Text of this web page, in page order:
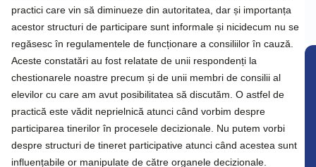
practici care vin să diminueze din autoritatea, dar și importanța
acestor structuri de participare sunt informale și nicidecum nu se
regăsesc în regulamentele de funcționare a consiliilor în cauză.
Aceste constatări au fost relatate de unii respondenți la
chestionarele noastre precum și de unii membri de consilii al
elevilor cu care am avut posibilitatea să discutăm. O astfel de
practică este vădit neprielnică atunci când vorbim despre
participarea tinerilor în procesele decizionale. Nu putem vorbi
despre structuri de tineret participative atunci când acestea sunt
influențabile or manipulate de către organele decizionale.